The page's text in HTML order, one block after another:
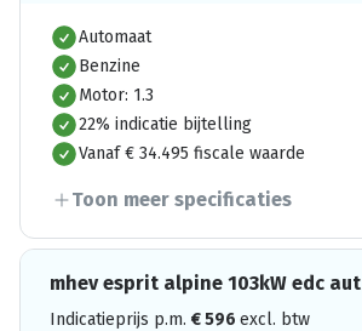
Automaat
Benzine
Motor: 1.3
22% indicatie bijtelling
Vanaf € 34.495 fiscale waarde
Toon meer specificaties
mhev esprit alpine 103kW edc aut
Indicatieprijs p.m. €596 excl. btw